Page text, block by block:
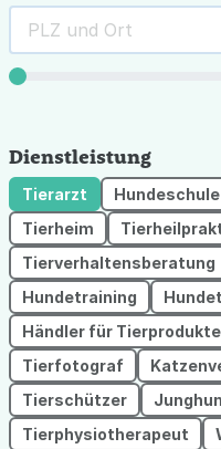
Dienstleistung
Tierarzt Hundeschule
Tierheim
Tierverhaltensberatung
Hundetraining
Händler für Tierprodukte
Tierfotograf
Tierschützer
Tierphysiotherapeut